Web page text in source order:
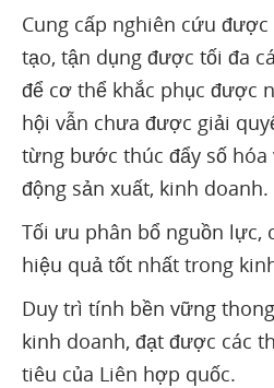
Cung cấp nghiên cứu
tạo, tận dụng được tối đa
để cơ thể khắc phục được
hội vẫn chưa được giải
từng bước thúc đẩy số
động sản xuất, kinh doanh.
Tối ưu phân bổ nguồn lực,
hiệu quả tốt nhất trong
Duy trì tính bền vững
kinh doanh, đạt được các
tiêu của Liên hợp quốc.